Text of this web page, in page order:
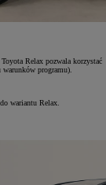
Relax pozwala korzystać
programu).
wariantu Relax.